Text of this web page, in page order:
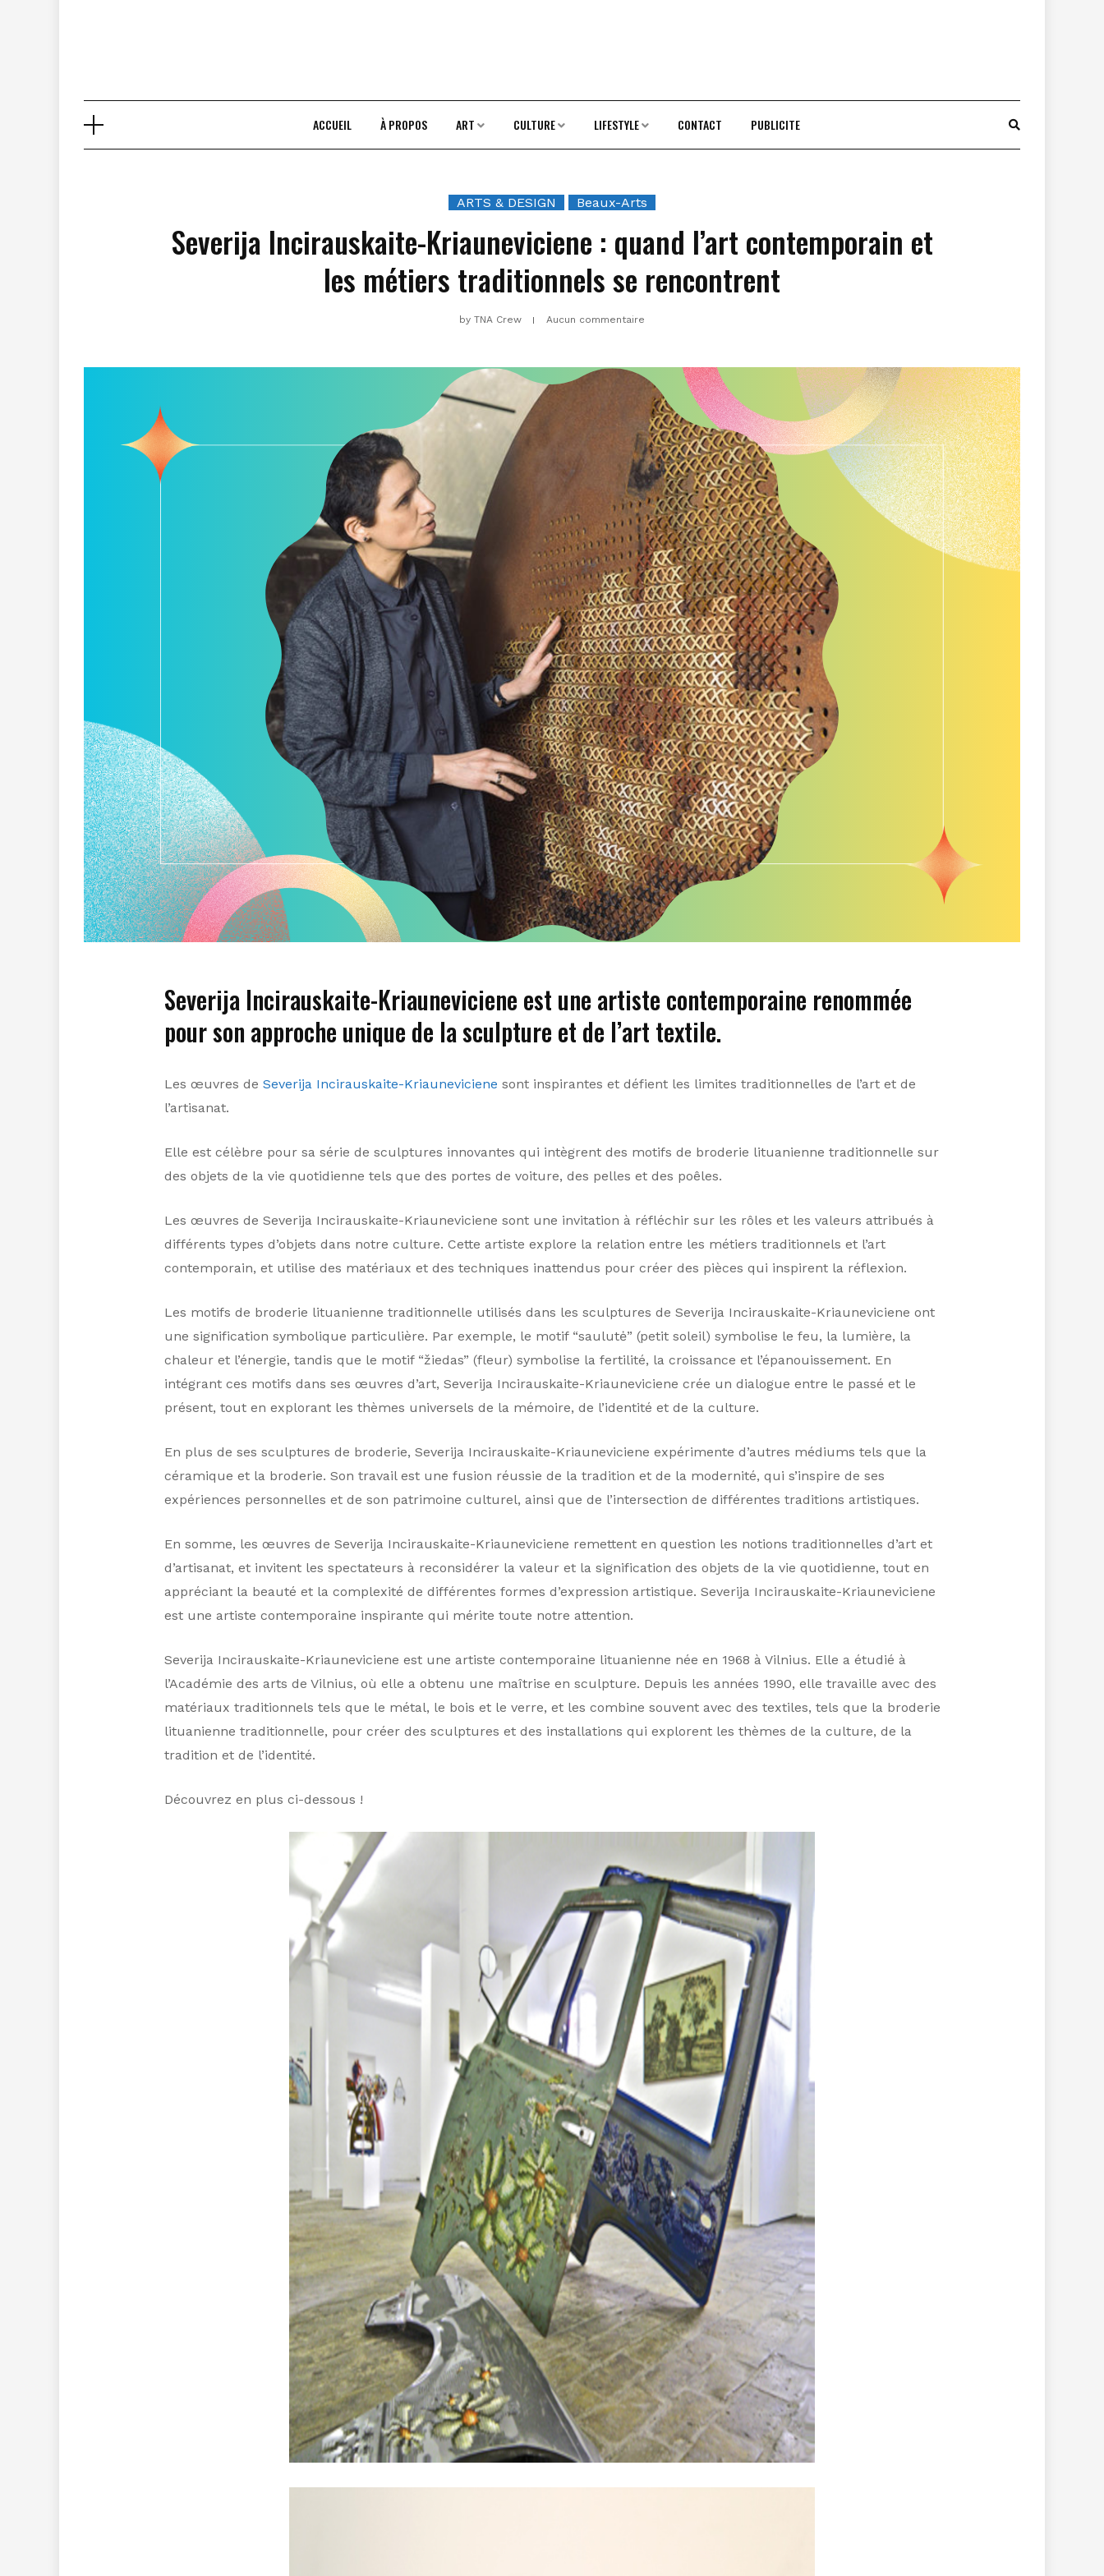
ACCUEIL À PROPOS ART CULTURE LIFESTYLE CONTACT PUBLICITE
ARTS & DESIGN Beaux-Arts
Severija Incirauskaite-Kriauneviciene : quand l’art contemporain et
les métiers traditionnels se rencontrent
by TNA Crew Aucun commentaire
Severija Incirauskaite-Kriauneviciene est une artiste contemporaine renommée
pour son approche unique de la sculpture et de l’art textile.
Les œuvres de Severija Incirauskaite-Kriauneviciene sont inspirantes et défient les limites traditionnelles de l’art et de
l’artisanat.
Elle est célèbre pour sa série de sculptures innovantes qui intègrent des motifs de broderie lituanienne traditionnelle sur
des objets de la vie quotidienne tels que des portes de voiture, des pelles et des poêles.
Les œuvres de Severija Incirauskaite-Kriauneviciene sont une invitation à réfléchir sur les rôles et les valeurs attribués à
différents types d’objets dans notre culture. Cette artiste explore la relation entre les métiers traditionnels et l’art
contemporain, et utilise des matériaux et des techniques inattendus pour créer des pièces qui inspirent la réflexion.
Les motifs de broderie lituanienne traditionnelle utilisés dans les sculptures de Severija Incirauskaite-Kriauneviciene ont
une signification symbolique particulière. Par exemple, le motif “saulutė” (petit soleil) symbolise le feu, la lumière, la
chaleur et l’énergie, tandis que le motif “žiedas” (fleur) symbolise la fertilité, la croissance et l’épanouissement. En
intégrant ces motifs dans ses œuvres d’art, Severija Incirauskaite-Kriauneviciene crée un dialogue entre le passé et le
présent, tout en explorant les thèmes universels de la mémoire, de l’identité et de la culture.
En plus de ses sculptures de broderie, Severija Incirauskaite-Kriauneviciene expérimente d’autres médiums tels que la
céramique et la broderie. Son travail est une fusion réussie de la tradition et de la modernité, qui s’inspire de ses
expériences personnelles et de son patrimoine culturel, ainsi que de l’intersection de différentes traditions artistiques.
En somme, les œuvres de Severija Incirauskaite-Kriauneviciene remettent en question les notions traditionnelles d’art et
d’artisanat, et invitent les spectateurs à reconsidérer la valeur et la signification des objets de la vie quotidienne, tout en
appréciant la beauté et la complexité de différentes formes d’expression artistique. Severija Incirauskaite-Kriauneviciene
est une artiste contemporaine inspirante qui mérite toute notre attention.
Severija Incirauskaite-Kriauneviciene est une artiste contemporaine lituanienne née en 1968 à Vilnius. Elle a étudié à
l’Académie des arts de Vilnius, où elle a obtenu une maîtrise en sculpture. Depuis les années 1990, elle travaille avec des
matériaux traditionnels tels que le métal, le bois et le verre, et les combine souvent avec des textiles, tels que la broderie
lituanienne traditionnelle, pour créer des sculptures et des installations qui explorent les thèmes de la culture, de la
tradition et de l’identité.
Découvrez en plus ci-dessous !